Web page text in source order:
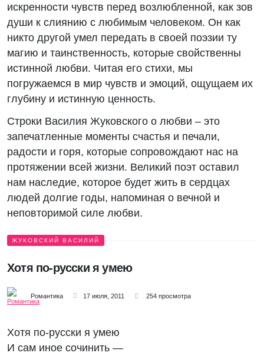
искренности чувств перед возлюбленной, как зов
души к слиянию с любимым человеком. Он как
никто другой умел передать в своей поэзии ту
магию и таинственность, которые свойственны
истинной любви. Читая его стихи, мы
погружаемся в мир чувств и эмоций, ощущаем их
глубину и истинную ценность.
Строки Василия Жуковского о любви – это
запечатленные моменты счастья и печали,
радости и горя, которые сопровождают нас на
протяжении всей жизни. Великий поэт оставил
нам наследие, которое будет жить в сердцах
людей долгие годы, напоминая о вечной и
неповторимой силе любви.
ЖУКОВСКИЙ ВАСИЛИЙ
Хотя по-русски я умею
Романтика 17 июля, 2011 254 просмотра
Хотя по-русски я умею
И сам иное сочинить —